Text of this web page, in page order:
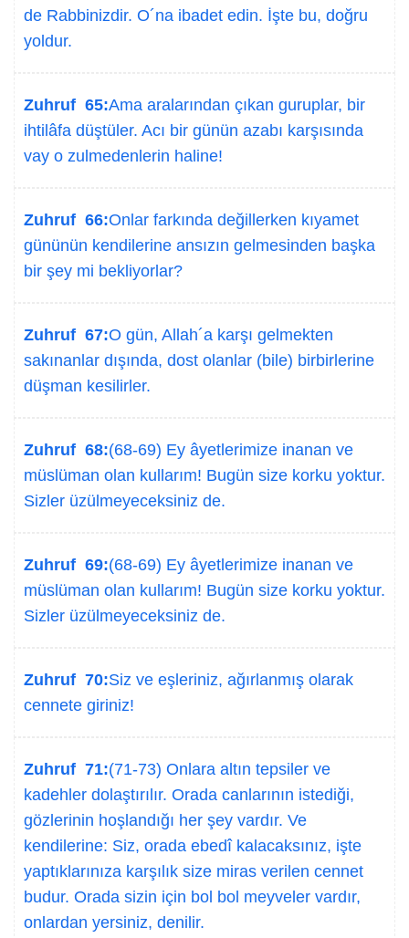
de Rabbinizdir. O´na ibadet edin. İşte bu, doğru
yoldur.
Zuhruf 65:Ama aralarından çıkan guruplar, bir
ihtilâfa düştüler. Acı bir günün azabı karşısında
vay o zulmedenlerin haline!
Zuhruf 66:Onlar farkında değillerken kıyamet
gününün kendilerine ansızın gelmesinden başka
bir şey mi bekliyorlar?
Zuhruf 67:O gün, Allah´a karşı gelmekten
sakınanlar dışında, dost olanlar (bile) birbirlerine
düşman kesilirler.
Zuhruf 68:(68-69) Ey âyetlerimize inanan ve
müslüman olan kullarım! Bugün size korku yoktur.
Sizler üzülmeyeceksiniz de.
Zuhruf 69:(68-69) Ey âyetlerimize inanan ve
müslüman olan kullarım! Bugün size korku yoktur.
Sizler üzülmeyeceksiniz de.
Zuhruf 70:Siz ve eşleriniz, ağırlanmış olarak
cennete giriniz!
Zuhruf 71:(71-73) Onlara altın tepsiler ve
kadehler dolaştırılır. Orada canlarının istediği,
gözlerinin hoşlandığı her şey vardır. Ve
kendilerine: Siz, orada ebedî kalacaksınız, işte
yaptıklarınıza karşılık size miras verilen cennet
budur. Orada sizin için bol bol meyveler vardır,
onlardan yersiniz, denilir.